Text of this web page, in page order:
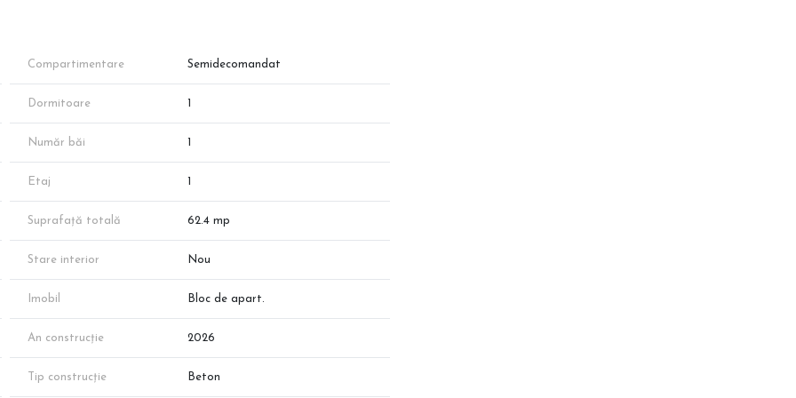
proporționat. Ideal atât pentru locuire personală, cât și pentru
și electricitate.
Compartimentare Semidecomandat
Dormitoare
Număr băi
Etaj
Suprafață totală 62.4 mp
Stare interior Nou
Imobil Bloc de apart.
An construcție 2026
Tip construcție Beton